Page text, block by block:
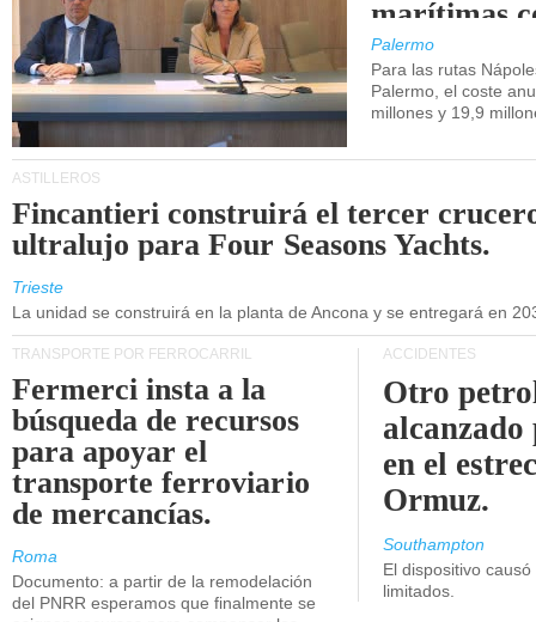
marítimas
de Sicilia.
Palermo
Para las rutas
Palermo, el coste
millones y 19,9
ASTILLEROS
Fincantieri construirá el tercer
ultralujo para Four Seasons Yachts.
Trieste
La unidad se construirá en la planta de Ancona y se entregará en
TRANSPORTE POR FERROCARRIL
Fermerci insta a la
búsqueda de recursos
para apoyar el
transporte ferroviario
de mercancías.
Roma
Documento: a partir de la remodelación
del PNRR esperamos que finalmente se
ACCIDENTES
Otro
en el
Ormuz.
Southampton
El dispositivo
limitados.